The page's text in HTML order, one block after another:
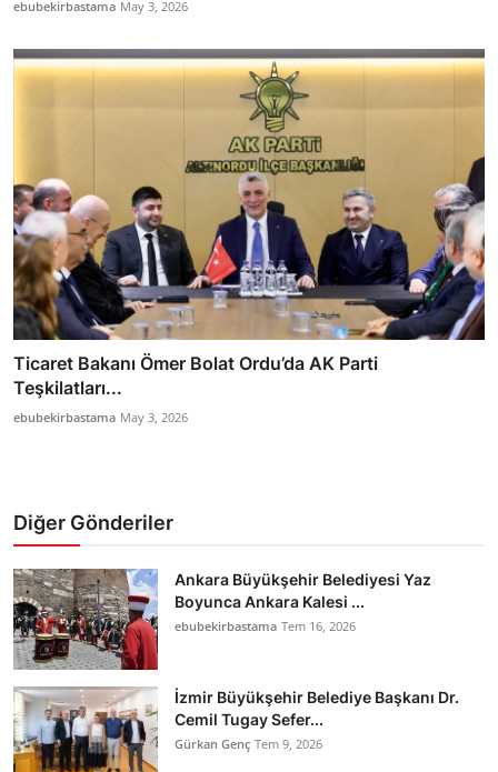
ebubekirbastama May 3, 2026
Ticaret Bakanı Ömer Bolat Ordu’da AK Parti
Teşkilatları...
ebubekirbastama May 3, 2026
Diğer Gönderiler
Ankara Büyükşehir Belediyesi Yaz
Boyunca Ankara Kalesi ...
ebubekirbastama Tem 16, 2026
İzmir Büyükşehir Belediye Başkanı Dr.
Cemil Tugay Sefer...
Gürkan Genç Tem 9, 2026